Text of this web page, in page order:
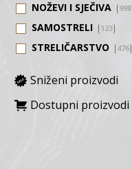
NOŽEVI I SJEČIVA 998
SAMOSTRELI 123
STRELIČARSTVO 476
Sniženi proizvodi
Dostupni proizvodi